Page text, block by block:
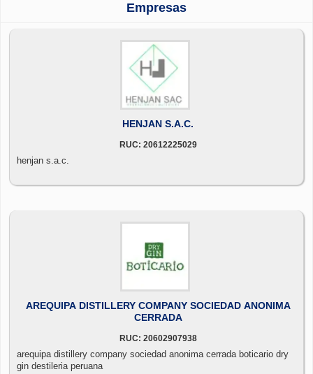
Empresas
HENJAN S.A.C.
RUC: 20612225029
henjan s.a.c.
AREQUIPA DISTILLERY COMPANY SOCIEDAD ANONIMA
CERRADA
RUC: 20602907938
arequipa distillery company sociedad anonima cerrada boticario dry
gin destileria peruana